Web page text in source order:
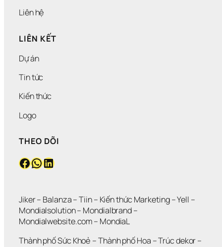
Liên hệ
LIÊN KẾT
Dự án
Tin tức
Kiến thức
Logo
THEO DÕI
Facebook WhatsApp LinkedIn
Jiker – Balanza – Tiin – Kiến thức Marketing – Yell
Mondialsolution – Mondialbrand
Mondialwebsite.com – MondiaL
Thành phố Sức Khoẻ – Thành phố Hoa – Trúc dekor